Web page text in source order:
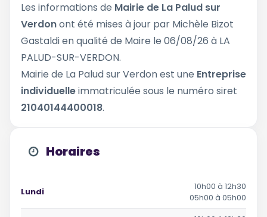
Les informations de Mairie de La Palud sur
Verdonont été mises à jour par Michèle Bizot
Gastaldi en qualité de Maire le 06/08/26 à LA
PALUD-SUR-VERDON.
Mairie de La Palud sur Verdon est une Entreprise
individuelleimmatriculée sous le numéro siret
21040144400018.
Horaires
Lundi
10h00 à 12h30
05h00 à 05h00